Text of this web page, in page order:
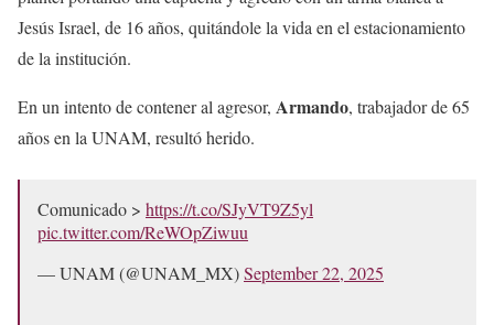
Jesús Israel, de 16 años, quitándole la vida en el estacionamiento
de la institución.
En un intento de contener al agresor, Armando, trabajador de 65
años en la UNAM, resultó herido.
Comunicado > https://t.co/SJyVT9Z5yl
pic.twitter.com/ReWOpZiwuu
— UNAM (@UNAM_MX)September 22, 2025